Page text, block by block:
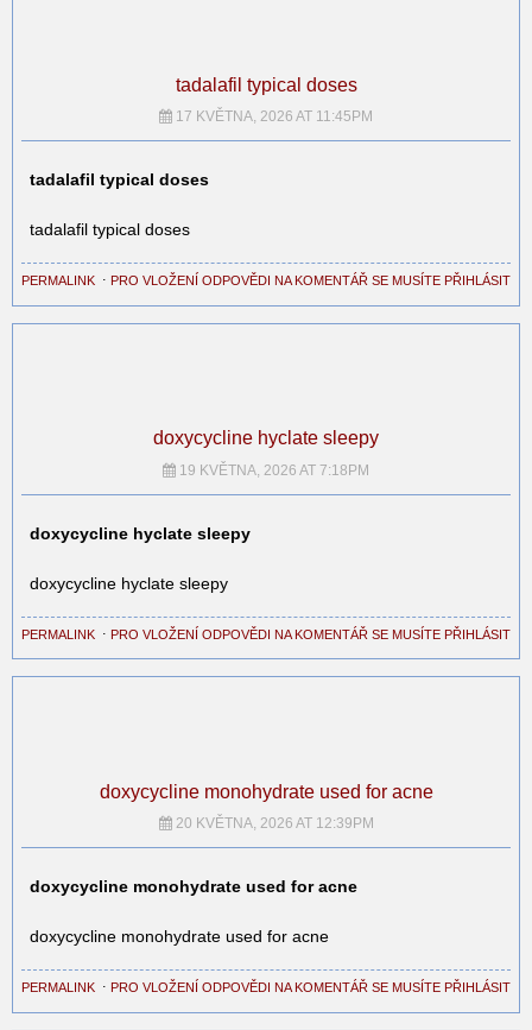
tadalafil typical doses
17 KVĚTNA, 2026 AT 11:45PM
tadalafil typical doses
tadalafil typical doses
PERMALINK ⋅ PRO VLOŽENÍ ODPOVĚDI NA KOMENTÁŘ SE MUSÍTE PŘIHLÁSIT
doxycycline hyclate sleepy
19 KVĚTNA, 2026 AT 7:18PM
doxycycline hyclate sleepy
doxycycline hyclate sleepy
PERMALINK ⋅ PRO VLOŽENÍ ODPOVĚDI NA KOMENTÁŘ SE MUSÍTE PŘIHLÁSIT
doxycycline monohydrate used for acne
20 KVĚTNA, 2026 AT 12:39PM
doxycycline monohydrate used for acne
doxycycline monohydrate used for acne
PERMALINK ⋅ PRO VLOŽENÍ ODPOVĚDI NA KOMENTÁŘ SE MUSÍTE PŘIHLÁSIT